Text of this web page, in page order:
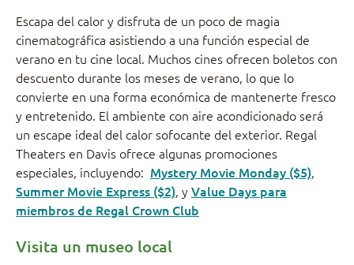
Escapa del calor y disfruta de un poco de magia
cinematográfica asistiendo a una función especial de
verano en tu cine local. Muchos cines ofrecen boletos con
descuento durante los meses de verano, lo que lo
convierte en una forma económica de mantenerte fresco
y entretenido. El ambiente con aire acondicionado será
un escape ideal del calor sofocante del exterior. Regal
Theaters en Davis ofrece algunas promociones
especiales, incluyendo: Mystery Movie Monday ($5),
Summer Movie Express ($2), y Value Days para
miembros de Regal Crown Club
Visita un museo local